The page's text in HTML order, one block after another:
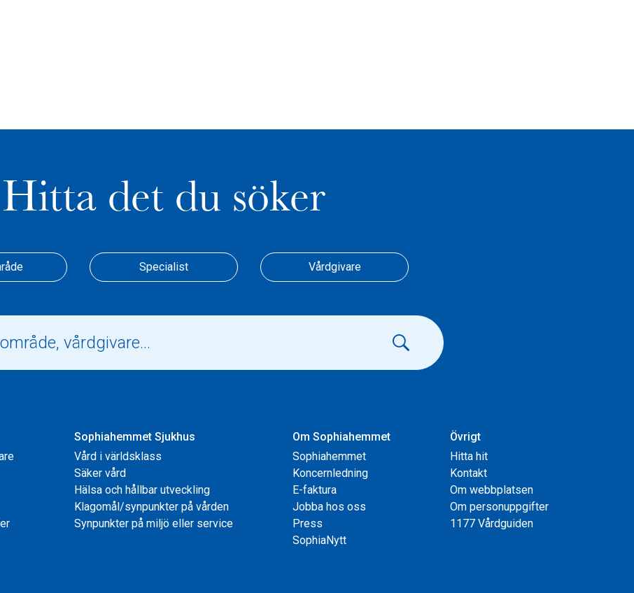
Hitta det du söker
Specialist Vårdgivare
Sophiahemmet Sjukhus
Vård i världsklass
Säker vård
Hälsa och hållbar utveckling
Klagomål/synpunkter på vården
Synpunkter på miljö eller service
Om Sophiahemmet
Sophiahemmet
Koncernledning
E-faktura
Jobba hos oss
Press
SophiaNytt
Övrigt
Hitta hit
Kontakt
Om webbplatsen
Om personuppgifter
1177 Vårdguiden